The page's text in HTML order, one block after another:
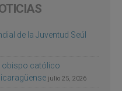
de la Juventud Seúl
obispo católico
julio 25, 2026